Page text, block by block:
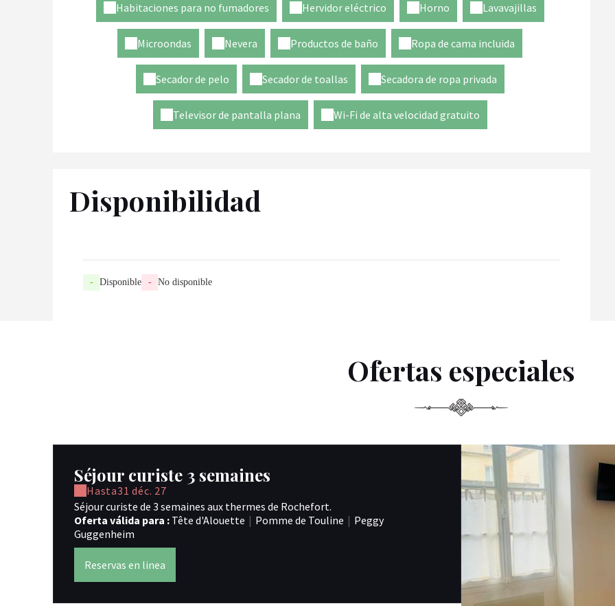
Habitaciones para no fumadores Hervidor eléctrico Horno Lavavajillas
Microondas Nevera Productos de baño Ropa de cama incluida
Secador de pelo Secador de toallas Secadora de ropa privada
Televisor de pantalla plana Wi-Fi de alta velocidad gratuito
Disponibilidad
- Disponible - No disponible
Ofertas especiales
Séjour curiste 3 semaines
Hasta31 déc. 27
Séjour curiste de 3 semaines aux thermes de Rochefort.
Oferta válida para : Tête d'Alouette | Pomme de Touline | Peggy
Guggenheim
Reservas en linea